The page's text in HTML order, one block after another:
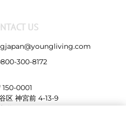
US
300-8172
150-0001
区 神宮前 4-13-9
道LHビル